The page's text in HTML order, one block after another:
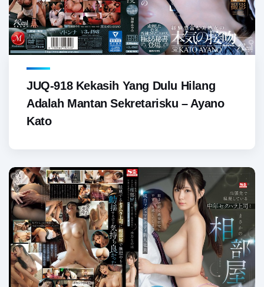
JUQ-918 Kekasih Yang Dulu Hilang
Adalah Mantan Sekretarisku – Ayano
Kato